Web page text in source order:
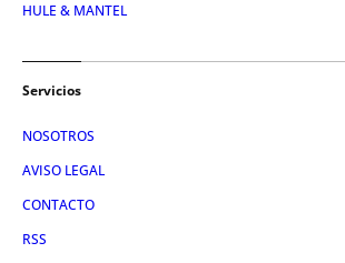
HULE & MANTEL
Servicios
NOSOTROS
AVISO LEGAL
CONTACTO
RSS